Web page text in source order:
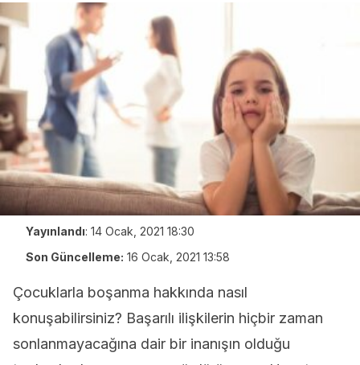
Yayınlandı: 14 Ocak, 2021 18:30
Son Güncelleme: 16 Ocak, 2021 13:58
Çocuklarla boşanma hakkında nasıl
konuşabilirsiniz? Başarılı ilişkilerin hiçbir zaman
sonlanmayacağına dair bir inanışın olduğu